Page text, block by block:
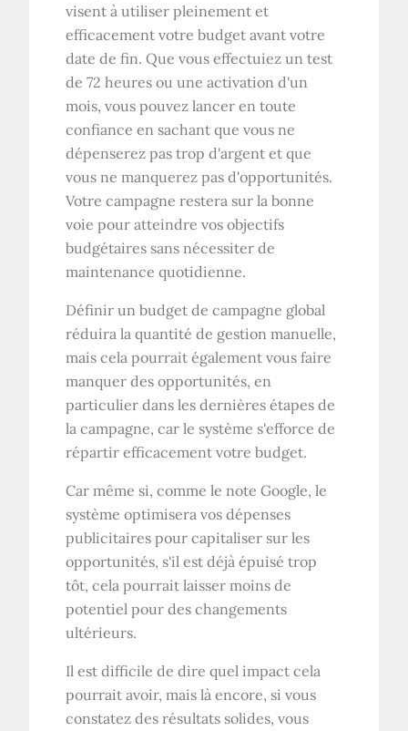
visent à utiliser pleinement et
efficacement votre budget avant votre
date de fin. Que vous effectuiez un test
de 72 heures ou une activation d'un
mois, vous pouvez lancer en toute
confiance en sachant que vous ne
dépenserez pas trop d'argent et que
vous ne manquerez pas d'opportunités.
Votre campagne restera sur la bonne
voie pour atteindre vos objectifs
budgétaires sans nécessiter de
maintenance quotidienne.
Définir un budget de campagne global
réduira la quantité de gestion manuelle,
mais cela pourrait également vous faire
manquer des opportunités, en
particulier dans les dernières étapes de
la campagne, car le système s'efforce de
répartir efficacement votre budget.
Car même si, comme le note Google, le
système optimisera vos dépenses
publicitaires pour capitaliser sur les
opportunités, s'il est déjà épuisé trop
tôt, cela pourrait laisser moins de
potentiel pour des changements
ultérieurs.
Il est difficile de dire quel impact cela
pourrait avoir, mais là encore, si vous
constatez des résultats solides, vous